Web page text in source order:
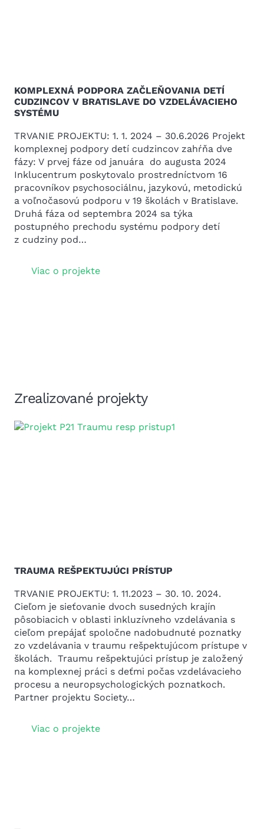
KOMPLEXNÁ PODPORA ZAČLEŇOVANIA DETÍ
CUDZINCOV V BRATISLAVE DO VZDELÁVACIEHO
SYSTÉMU
TRVANIE PROJEKTU: 1. 1. 2024 – 30.6.2026 Projekt
komplexnej podpory detí cudzincov zahŕňa dve
fázy: V prvej fáze od januára do augusta 2024
Inklucentrum poskytovalo prostredníctvom 16
pracovníkov psychosociálnu, jazykovú, metodickú
a voľnočasovú podporu v 19 školách v Bratislave.
Druhá fáza od septembra 2024 sa týka
postupného prechodu systému podpory detí
z cudziny pod…
Viac o projekte
Zrealizované projekty
TRAUMA REŠPEKTUJÚCI PRÍSTUP
TRVANIE PROJEKTU: 1. 11.2023 – 30. 10. 2024.
Cieľom je sieťovanie dvoch susedných krajín
pôsobiacich v oblasti inkluzívneho vzdelávania s
cieľom prepájať spoločne nadobudnuté poznatky
zo vzdelávania v traumu rešpektujúcom prístupe v
školách. Traumu rešpektujúci prístup je založený
na komplexnej práci s deťmi počas vzdelávacieho
procesu a neuropsychologických poznatkoch.
Partner projektu Society…
Viac o projekte